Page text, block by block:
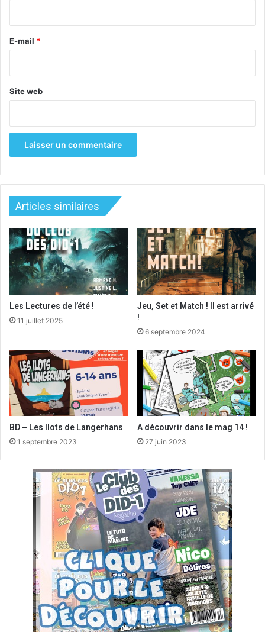
e
E-mail *
Site web
Articles similaires
Les Lectures de l’été !
11 juillet 2025
Jeu, Set et Match ! Il est arrivé
!
6 septembre 2024
BD – Les Ilots de Langerhans
1 septembre 2023
A découvrir dans le mag 14 !
27 juin 2023